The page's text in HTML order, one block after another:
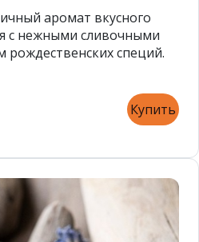
аромат вкусного
с нежными сливочными
рождественских специй.
Купить